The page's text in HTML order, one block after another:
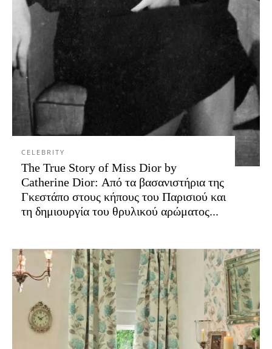
CELEBRITY
The True Story of Miss Dior by
Catherine Dior: Από τα βασανιστήρια της
Γκεστάπο στους κήπους του Παρισιού και
τη δημιουργία του θρυλικού αρώματος...